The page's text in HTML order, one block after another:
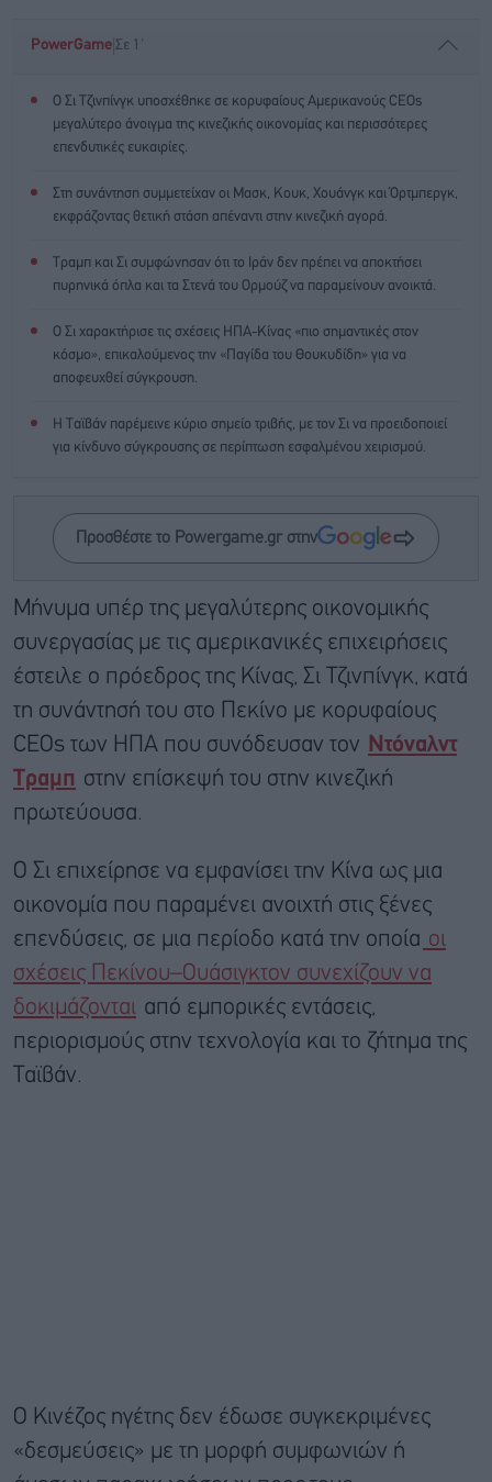
PowerGame Σε 1'
Ο Σι Τζινπίνγκ υποσχέθηκε σε κορυφαίους Αμερικανούς CEOs
μεγαλύτερο άνοιγμα της κινεζικής οικονομίας και περισσότερες
επενδυτικές ευκαιρίες.
Στη συνάντηση συμμετείχαν οι Μασκ, Κουκ, Χουάνγκ και Όρτμπεργκ,
εκφράζοντας θετική στάση απέναντι στην κινεζική αγορά.
Τραμπ και Σι συμφώνησαν ότι το Ιράν δεν πρέπει να αποκτήσει
πυρηνικά όπλα και τα Στενά του Ορμούζ να παραμείνουν ανοικτά.
Ο Σι χαρακτήρισε τις σχέσεις ΗΠΑ-Κίνας «πιο σημαντικές στον
κόσμο», επικαλούμενος την «Παγίδα του Θουκυδίδη» για να
αποφευχθεί σύγκρουση.
Η Ταϊβάν παρέμεινε κύριο σημείο τριβής, με τον Σι να προειδοποιεί
για κίνδυνο σύγκρουσης σε περίπτωση εσφαλμένου χειρισμού.
Προσθέστε το Powergame.gr στην
Μήνυμα υπέρ της μεγαλύτερης οικονομικής
συνεργασίας με τις αμερικανικές επιχειρήσεις
έστειλε ο πρόεδρος της Κίνας, Σι Τζινπίνγκ, κατά
τη συνάντησή του στο Πεκίνο με κορυφαίους
CEOs των ΗΠΑ που συνόδευσαν τον
Ντόναλντ
Τραμπ στην επίσκεψή του στην κινεζική
πρωτεύουσα.
Ο Σι επιχείρησε να εμφανίσει την Κίνα ως μια
οικονομία που παραμένει ανοιχτή στις ξένες
επενδύσεις, σε μια περίοδο κατά την οποία οι
σχέσεις Πεκίνου–Ουάσιγκτον συνεχίζουν να
δοκιμάζονται από εμπορικές εντάσεις,
περιορισμούς στην τεχνολογία και το ζήτημα της
Ταϊβάν.
Ο Κινέζος ηγέτης δεν έδωσε συγκεκριμένες
«δεσμεύσεις» με τη μορφή συμφωνιών ή